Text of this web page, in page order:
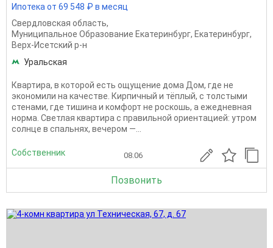
Ипотека от 69 548 ₽ в месяц
Свердловская область,
Муниципальное Образование Екатеринбург, Екатеринбург,
Верх-Исетский р-н
Уральская
Квартира, в которой есть ощущение дома Дом, где не
экономили на качестве. Кирпичный и тёплый, с толстыми
стенами, где тишина и комфорт не роскошь, а ежедневная
норма. Светлая квартира с правильной ориентацией: утром
солнце в спальнях, вечером —...
Собственник 08.06
Позвонить